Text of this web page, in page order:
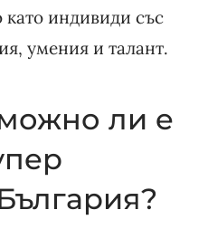
като индивиди със
умения и талант.
ли е